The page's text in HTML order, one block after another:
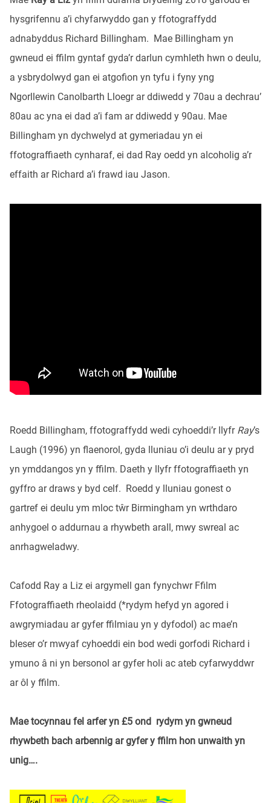
hysgrifennu a’i chyfarwyddo gan y ffotograffydd
adnabyddus Richard Billingham. Mae Billingham yn
gwneud ei ffilm gyntaf gyda’r darlun cymhleth hwn o deulu,
a ysbrydolwyd gan ei atgofion yn tyfu i fyny yng
Ngorllewin Canolbarth Lloegr ar ddiwedd y 70au a dechrau’
80au ac yna ei dad a’i fam ar ddiwedd y 90au. Mae
Billingham yn dychwelyd at gymeriadau yn ei
ffotograffiaeth cynharaf, ei dad Ray oedd yn alcoholig a’r
effaith ar Richard a’i frawd iau Jason.
Roedd Billingham, ffotograffydd wedi cyhoeddi’r llyfr Ray’s
Laugh (1996) yn flaenorol, gyda lluniau o’i deulu ar y pryd
yn ymddangos yn y ffilm. Daeth y llyfr ffotograffiaeth yn
gyffro ar draws y byd celf. Roedd y lluniau gonest o
gartref ei deulu ym mloc tŵr Birmingham yn wrthdaro
anhygoel o addurnau a rhywbeth arall, mwy swreal ac
anrhagweladwy.
Cafodd Ray a Liz ei argymell gan fynychwr Ffilm
Ffotograffiaeth rheolaidd (*rydym hefyd yn agored i
awgrymiadau ar gyfer ffilmiau yn y dyfodol) ac mae’n
bleser o’r mwyaf cyhoeddi ein bod wedi gorfodi Richard i
ymuno â ni yn bersonol ar gyfer holi ac ateb cyfarwyddwr
ar ôl y ffilm.
Mae tocynnau fel arfer yn £5 ond rydym yn gwneud
rhywbeth bach arbennig ar gyfer y ffilm hon unwaith yn
unig….